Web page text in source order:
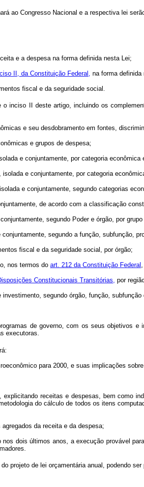
ao Congresso Nacional e a respectiva lei
e a despesa na forma definida nesta Lei;
II, da Constituição Federal, na forma definida
fiscal e da seguridade social.
inciso II deste artigo, incluindo os
e seu desdobramento em fontes,
e grupos de despesa;
e conjuntamente, por categoria econômica
e conjuntamente, por categoria
e conjuntamente, segundo categorias
de acordo com a classificação
segundo Poder e órgão, por
segundo a função, subfunção,
fiscal e da seguridade social, por órgão;
nos termos do art. 212 da Constituição Federal
Constitucionais Transitórias, por
segundo órgão, função, subfunção
de governo, com os seus objetivos
executoras.
para 2000, e suas implicações
receitas e despesas, bem como
do cálculo de todos os itens
da receita e da despesa;
dois últimos anos, a execução provável
projeto de lei orçamentária anual, podendo